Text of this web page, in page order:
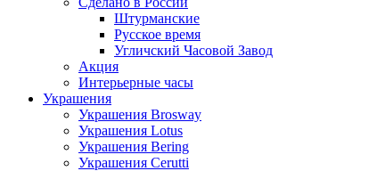
Штурманские
Русское время
Угличский Часовой Завод
Акция
Интерьерные часы
Украшения
Украшения Brosway
Украшения Lotus
Украшения Bering
Украшения Cerutti